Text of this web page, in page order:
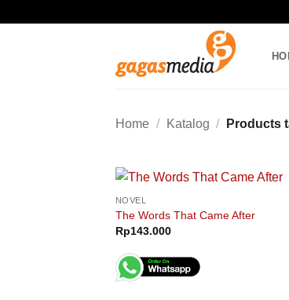
Home / Katalog / Products
NOVEL
The Words That Came After
Rp143.000